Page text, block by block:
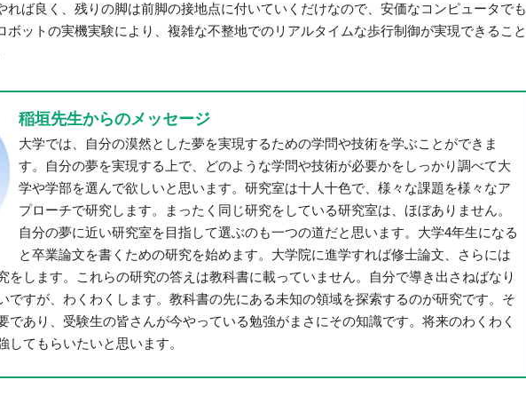
れば良く、残りの脚は前脚の接地点に付いていくだけなので、安価なコンピュータでも
ボットの実機実験により、複雑な不整地でのリアルタイムな歩行制御が実現できること
稲垣先生からのメッセージ
大学では、自分の漠然とした夢を実現するための学問や技術を学ぶことができま
す。自分の夢を実現する上で、どのような学問や技術が必要かをしっかり調べて大
学や学部を選んで欲しいと思います。研究室は十人十色で、様々な課題を様々なア
プローチで研究します。まったく同じ研究をしている研究室は、ほぼありません。
自分の夢に近い研究室を目指して選ぶのも一つの道だと思います。大学4年生になる
と卒業論文を書くための研究を始めます。大学院に進学すれば修士論文、さらには
をします。これらの研究の答えは教科書に載っていません。自分で導き出さねばなり
ですが、わくわくします。教科書の先にある未知の領域を探索するのが研究です。そ
であり、受験生の皆さんが今やっている勉強がまさにその知識です。将来のわくわく
してもらいたいと思います。